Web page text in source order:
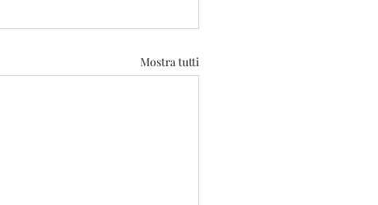
Mostra tutti